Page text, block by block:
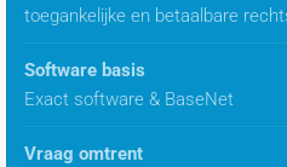
toegankelijke en betaalbare
Software basis
Exact software & BaseNet
Vraag omtrent